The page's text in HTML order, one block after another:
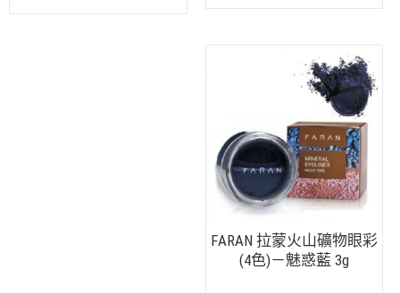
FARAN 拉蒙火山礦物眼彩
(4色)－魅惑藍 3g